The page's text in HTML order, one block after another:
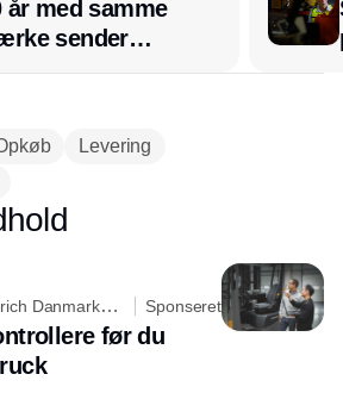
år med samme
sender
stafetten videre
Levering
Annonce
Danmark
Sponseret
før du